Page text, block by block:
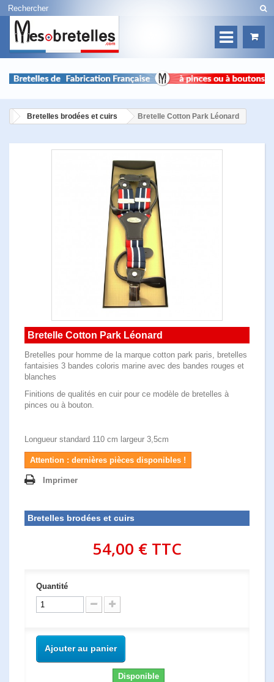
Bretelles brodées et cuirs Bretelle Cotton Park Léonard
Bretelle Cotton Park Léonard
Bretelles pour homme de la marque cotton park paris, bretelles
fantaisies 3 bandes coloris marine avec des bandes rouges et
blanches
Finitions de qualités en cuir pour ce modèle de bretelles à
pinces ou à bouton.
Longueur standard 110 cm largeur 3,5cm
Attention : dernières pièces disponibles !
Imprimer
Bretelles brodées et cuirs
54,00 €TTC
Quantité
Ajouter au panier
Disponible